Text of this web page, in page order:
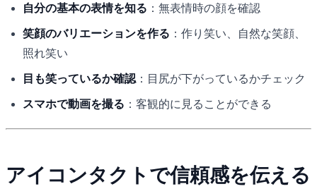
自分の基本の表情を知る ：無表情時の顔を確認
笑顔のバリエーションを作る ：作り笑い、自然な笑顔、
照れ笑い
目も笑っているか確認 ：目尻が下がっているかチェック
スマホで動画を撮る ：客観的に見ることができる
アイコンタクトで信頼感を伝える